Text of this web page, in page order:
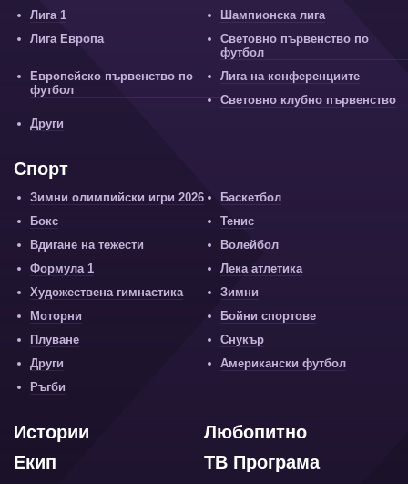
Лига 1
Шампионска лига
Лига Европа
Световно първенство по
футбол
Европейско първенство по
футбол
Лига на конференциите
Световно клубно първенство
Други
Спорт
Зимни олимпийски игри 2026
Баскетбол
Бокс
Тенис
Вдигане на тежести
Волейбол
Формула 1
Лека атлетика
Художествена гимнастика
Зимни
Моторни
Бойни спортове
Плуване
Снукър
Други
Американски футбол
Ръгби
Любопитно
Истории
ТВ Програма
Екип